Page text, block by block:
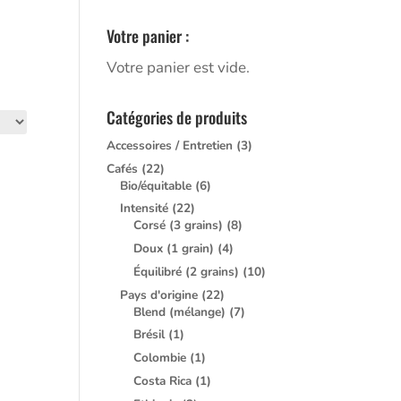
Votre panier :
Votre panier est vide.
Catégories de produits
Accessoires / Entretien (3)
Cafés (22)
Bio/équitable (6)
Intensité (22)
Corsé (3 grains) (8)
Doux (1 grain) (4)
Équilibré (2 grains) (10)
Pays d'origine (22)
Blend (mélange) (7)
Brésil (1)
Colombie (1)
Costa Rica (1)